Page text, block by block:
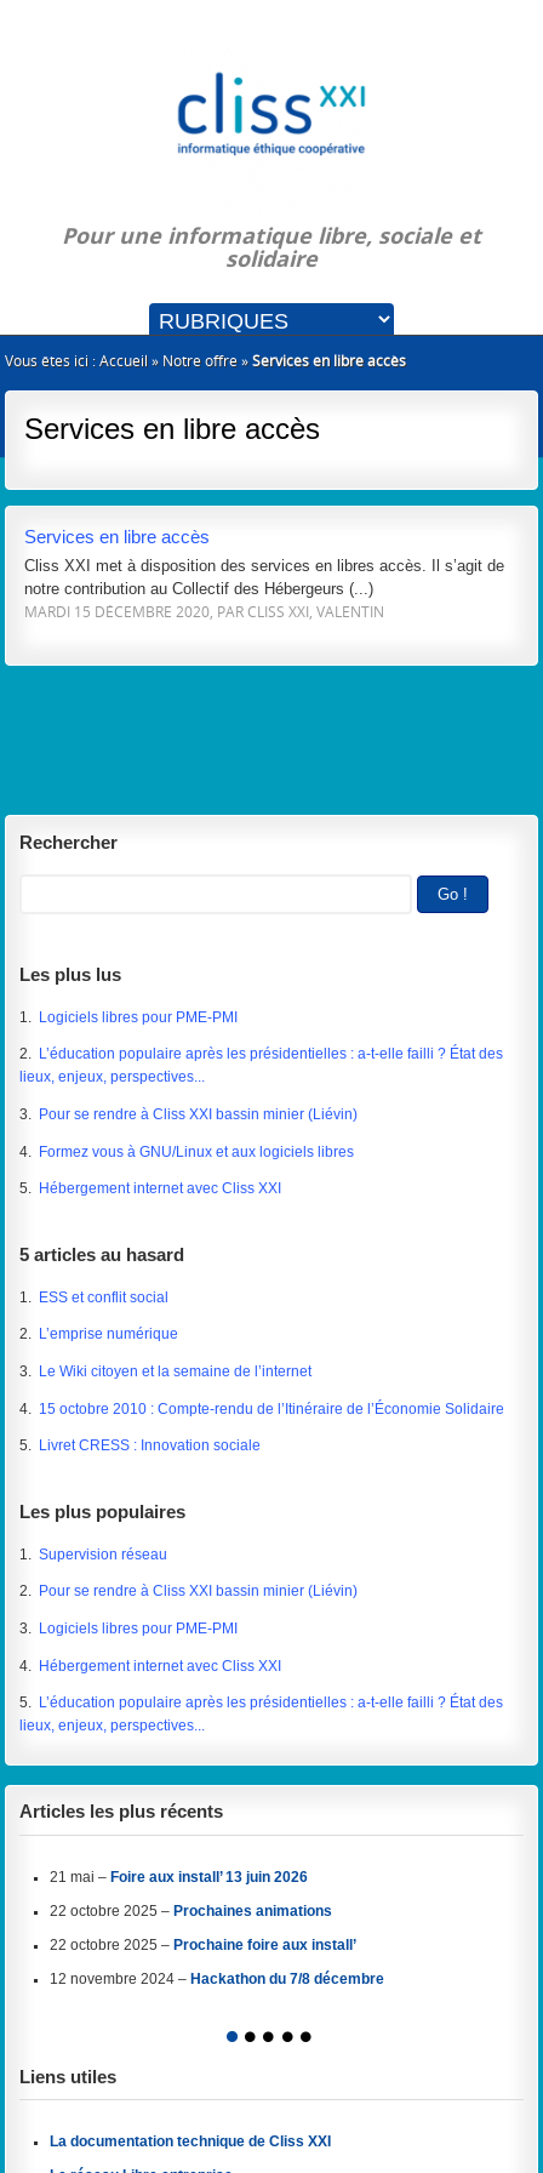
Pour une informatique libre, sociale et
solidaire
Vous êtes ici :Accueil » Notre offre »Services en libre accès
Services en libre accès
Services en libre accès
Cliss XXI met à disposition des services en libres accès. Il s’agit de
notre contribution au Collectif des Hébergeurs (...)
MARDI 15 DÉCEMBRE 2020, PAR CLISS XXI, VALENTIN
Rechercher
Les plus lus
1. Logiciels libres pour PME-PMI
2.
L’éducation populaire après les présidentielles : a-t-elle failli ? État des
lieux, enjeux, perspectives...
3. Pour se rendre à Cliss XXI bassin minier (Liévin)
4. Formez vous à GNU/Linux et aux logiciels libres
5. Hébergement internet avec Cliss XXI
5 articles au hasard
1. ESS et conflit social
2. L’emprise numérique
3. Le Wiki citoyen et la semaine de l’internet
4. 15 octobre 2010 : Compte-rendu de l’Itinéraire de l’Économie Solidaire
5. Livret CRESS : Innovation sociale
Les plus populaires
1.Supervision réseau
2. Pour se rendre à Cliss XXI bassin minier (Liévin)
3. Logiciels libres pour PME-PMI
4. Hébergement internet avec Cliss XXI
5.
L’éducation populaire après les présidentielles : a-t-elle failli ? État des
lieux, enjeux, perspectives...
Articles les plus récents
21 mai – Foire aux install’ 13 juin 2026
22 octobre 2025 – Prochaines animations
22 octobre 2025 – Prochaine foire aux install’
12 novembre 2024 – Hackathon du 7/8 décembre
1 2 3 4 5
Liens utiles
La documentation technique de Cliss XXI